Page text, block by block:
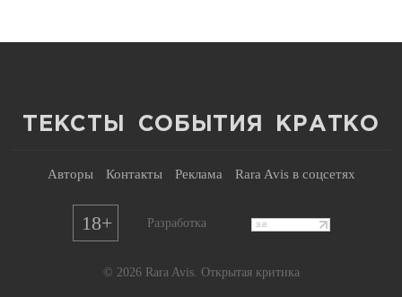
ТЕКСТЫ СОБЫТИЯ КРАТКО
Авторы Контакты Реклама Rara Avis в соцсетях
18+ Разработка
© 2026 Rara Avis. Открытая критика